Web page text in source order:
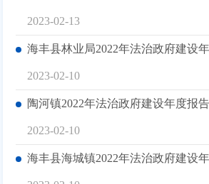
2023-02-13
海丰县林业局2022年法治政府建设
2023-02-10
陶河镇2022年法治政府建设年度报告
2023-02-10
海丰县海城镇2022年法治政府建设